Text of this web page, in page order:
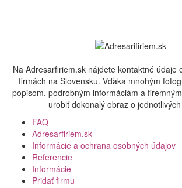
Na Adresarfiriem.sk nájdete kontaktné údaje
firmách na Slovensku. Vďaka mnohým
popisom, podrobným informáciám a
urobiť dokonalý obraz o
FAQ
Adresarfiriem.sk
Informácie a ochrana osobných údajov
Referencie
Informácie
Pridať firmu